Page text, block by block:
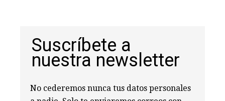
Suscríbete a
nuestra newsletter
No cederemos nunca tus datos personales